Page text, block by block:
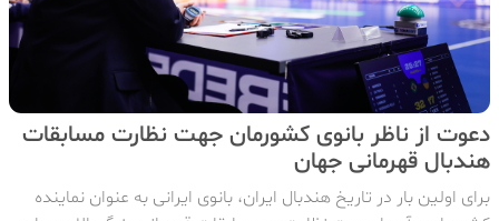
دعوت از ناظر بانوی کشورمان جهت نظارت مسابقات
هندبال قهرمانی جهان
برای اولین بار در تاریخ هندبال ایران، بانوی ایرانی به عنوان نماینده